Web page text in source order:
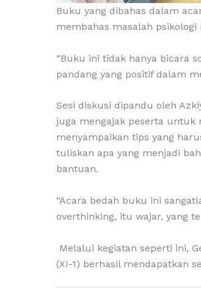
Buku yang dibahas dalam
membahas masalah
“Buku ini tidak hanya bicara
pandang yang positif dalam
Sesi diskusi dipandu oleh
juga mengajak peserta untuk
menyampaikan tips yang
tuliskan apa yang menjadi
bantuan.
“Acara bedah buku ini
overthinking, itu wajar, yang
Melalui kegiatan seperti ini,
(XI-1) berhasil mendapatkan